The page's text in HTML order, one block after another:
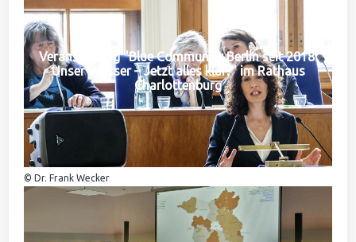
Veranstaltung "Blue Community Berlin seit 2018:
Unser Wasser – Jetzt alles klar?" im Rathaus
Charlottenburg
© Dr. Frank Wecker